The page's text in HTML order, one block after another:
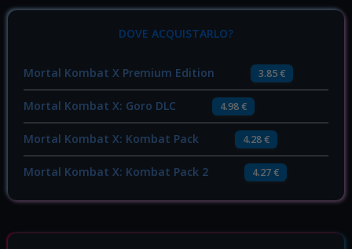
DOVE ACQUISTARLO?
Mortal Kombat X Premium Edition 3.85 €
Mortal Kombat X: Goro DLC 4.98 €
Mortal Kombat X: Kombat Pack 4.28 €
Mortal Kombat X: Kombat Pack 2 4.27 €